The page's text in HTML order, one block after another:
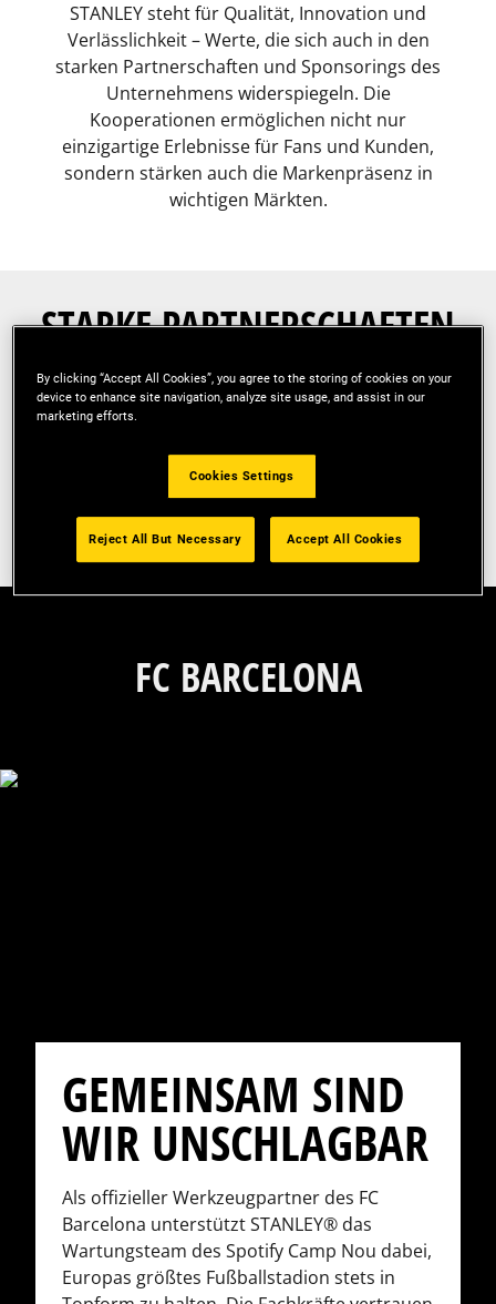
STANLEY steht für Qualität, Innovation und
Verlässlichkeit – Werte, die sich auch in den
starken Partnerschaften und Sponsorings des
Unternehmens widerspiegeln. Die
Kooperationen ermöglichen nicht nur
einzigartige Erlebnisse für Fans und Kunden,
sondern stärken auch die Markenpräsenz in
wichtigen Märkten.
STARKE PARTNERSCHAFTEN
Sponsoring ist für uns weit mehr als eine
klassische Unterstützung – es ist eine langfristige
Aktionen, Erlebnissen und Aktivierungen, gestaltet
wird – wir möchten so das Handwerk mit
Sportarten oder anderen Events
zusammenbringen.
FC BARCELONA
GEMEINSAM SIND
WIR UNSCHLAGBAR
Als offizieller Werkzeugpartner des FC
Barcelona unterstützt STANLEY® das
Wartungsteam des Spotify Camp Nou dabei,
Europas größtes Fußballstadion stets in
By clicking “Accept All Cookies”, you agree to the storing of cookies on your
device to enhance site navigation, analyze site usage, and assist in our
marketing efforts.
Cookies Settings
Reject All But Necessary Accept All Cookies